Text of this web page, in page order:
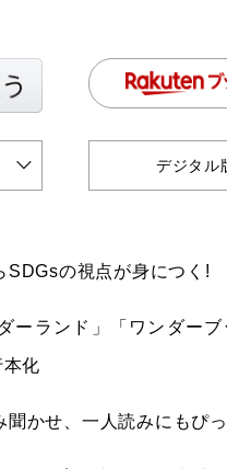
デジタル
SDGsの視点が身につく!
ーランド」「ワンダー
化
かせ、一人読みにもぴっ